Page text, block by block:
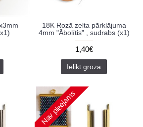
18K Rozā zelta pārklājuma
4mm "Ābolītis" , sudrabs (x1)
1,40€
Ielikt grozā
Nav pieejams